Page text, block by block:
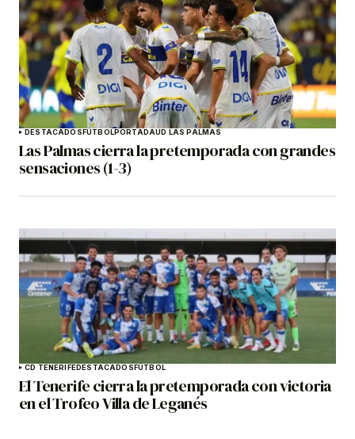
DESTACADOSFÚTBOLPORTADAUD LAS PALMAS
Las Palmas cierra la pretemporada con grandes
sensaciones (1-3)
CD TENERIFEDESTACADOSFÚTBOL
El Tenerife cierra la pretemporada con victoria
en el Trofeo Villa de Leganés